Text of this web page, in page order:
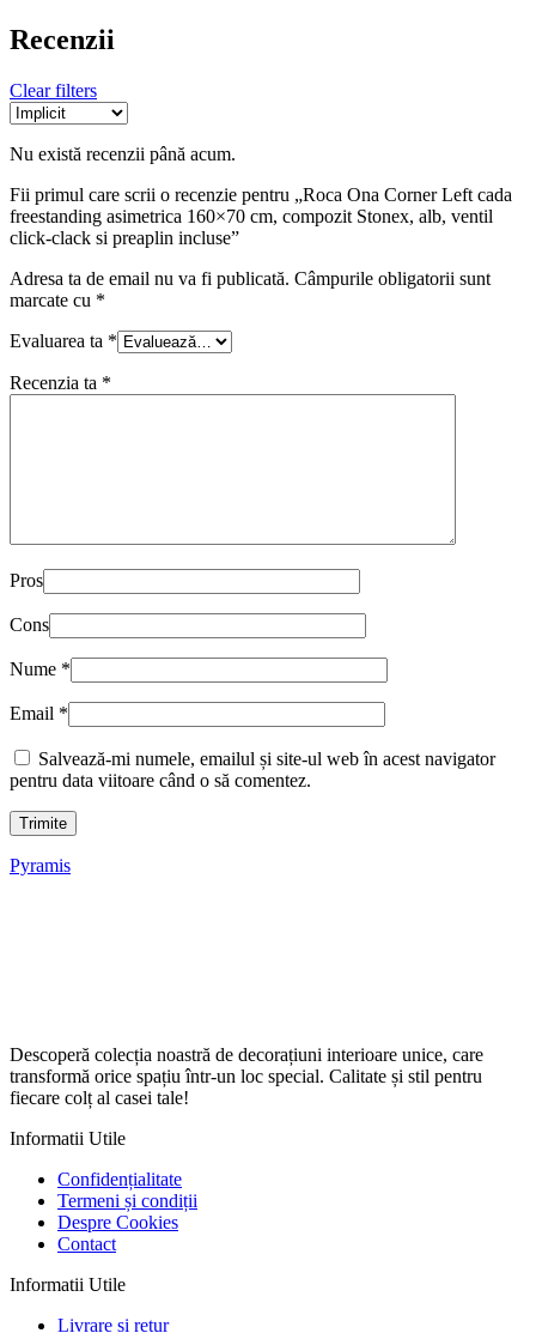
Recenzii
Clear filters
Nu există recenzii până acum.
Fii primul care scrii o recenzie pentru „Roca Ona Corner Left cada
freestanding asimetrica 160×70 cm, compozit Stonex, alb, ventil
click-clack si preaplin incluse”
Adresa ta de email nu va fi publicată. Câmpurile obligatorii sunt
marcate cu *
Evaluarea ta *
Recenzia ta *
Pros
Cons
Nume *
Email *
Salvează-mi numele, emailul și site-ul web în acest navigator
pentru data viitoare când o să comentez.
Pyramis
Descoperă colecția noastră de decorațiuni interioare unice, care
transformă orice spațiu într-un loc special. Calitate și stil pentru
fiecare colț al casei tale!
Informatii Utile
Confidențialitate
Termeni și condiții
Despre Cookies
Contact
Informatii Utile
Livrare si retur